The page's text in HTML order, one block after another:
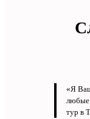
«Я
любые
тур в